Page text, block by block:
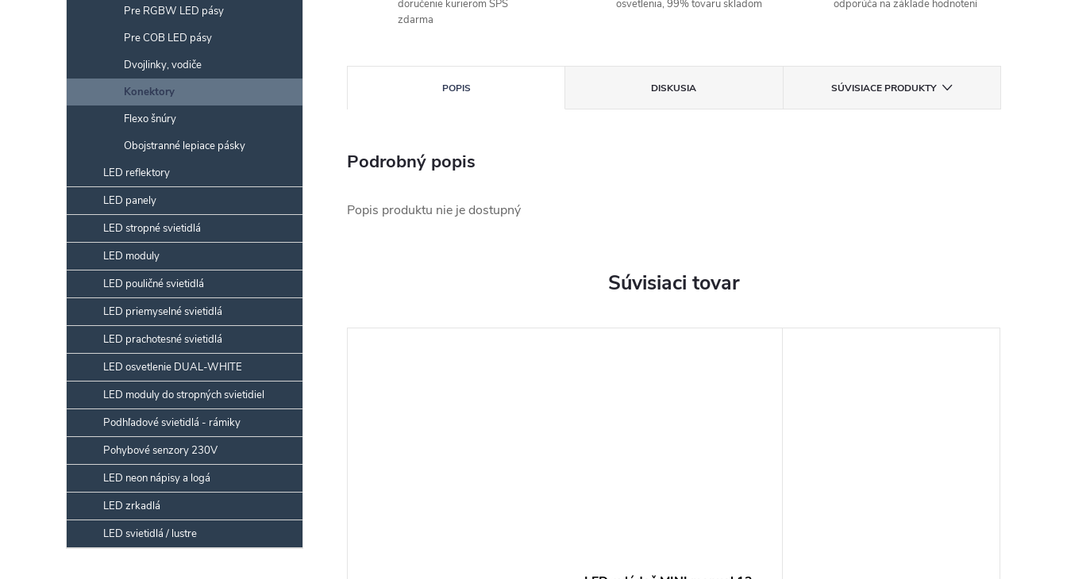
Pre RGBW LED pásy
Pre COB LED pásy
Dvojlinky, vodiče
Konektory
Flexo šnúry
Obojstranné lepiace pásky
LED reflektory
LED panely
LED stropné svietidlá
LED moduly
LED pouličné svietidlá
LED priemyselné svietidlá
LED prachotesné svietidlá
LED osvetlenie DUAL-WHITE
LED moduly do stropných svietidiel
Podhľadové svietidlá - rámiky
Pohybové senzory 230V
LED neon nápisy a logá
LED zrkadlá
LED svietidlá / lustre
doručenie kurierom SPS
zdarma
osvetlenia, 99% tovaru skladom
odporúča na základe hodnotení
POPIS DISKUSIA SÚVISIACE PRODUKTY
Podrobný popis
Popis produktu nie je dostupný
Súvisiaci tovar